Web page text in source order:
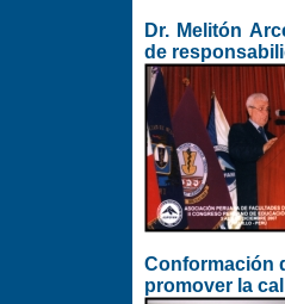
Dr. Melitón
de
Conformación
promover la